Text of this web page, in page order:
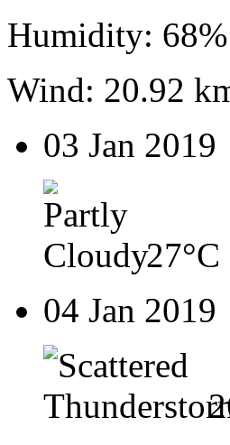
Humidity: 68%
Wind: 20.92
03 Jan 2019
27°C
04 Jan 2019